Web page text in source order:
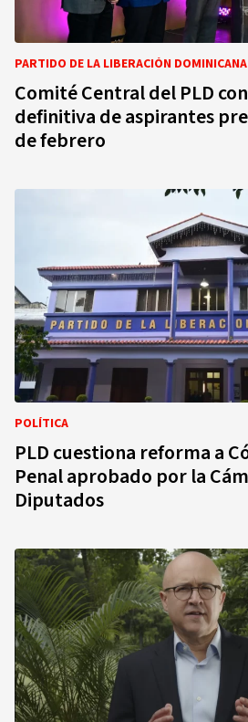
PARTIDO DE LA LIBERACIÓN DOMINICANA
Comité Central del PLD
definitiva de aspirantes
de febrero
POLÍTICA
PLD cuestiona reforma a
Penal aprobado por la
Diputados